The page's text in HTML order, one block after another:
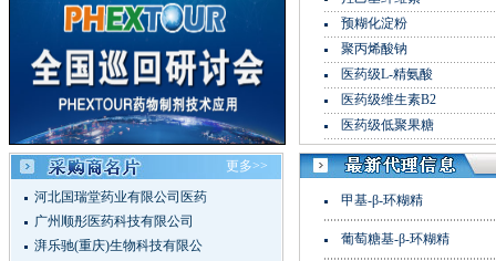
预糊化淀粉
聚丙烯酸钠
医药级L-精氨酸
医药级维生素B2
医药级低聚果糖
更多>>
河北国瑞堂药业有限公司医药
广州顺彤医药科技有限公司
湃乐驰(重庆)生物科技有限公
甲基-β-环糊精
葡萄糖基-β-环糊精